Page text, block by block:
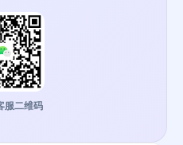
服二维码